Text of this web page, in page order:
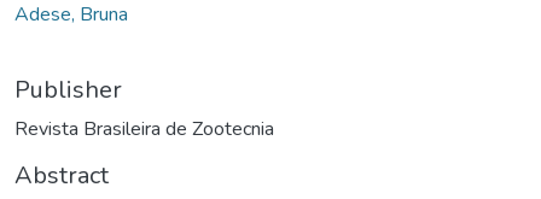
Adese, Bruna
Publisher
Revista Brasileira de Zootecnia
Abstract